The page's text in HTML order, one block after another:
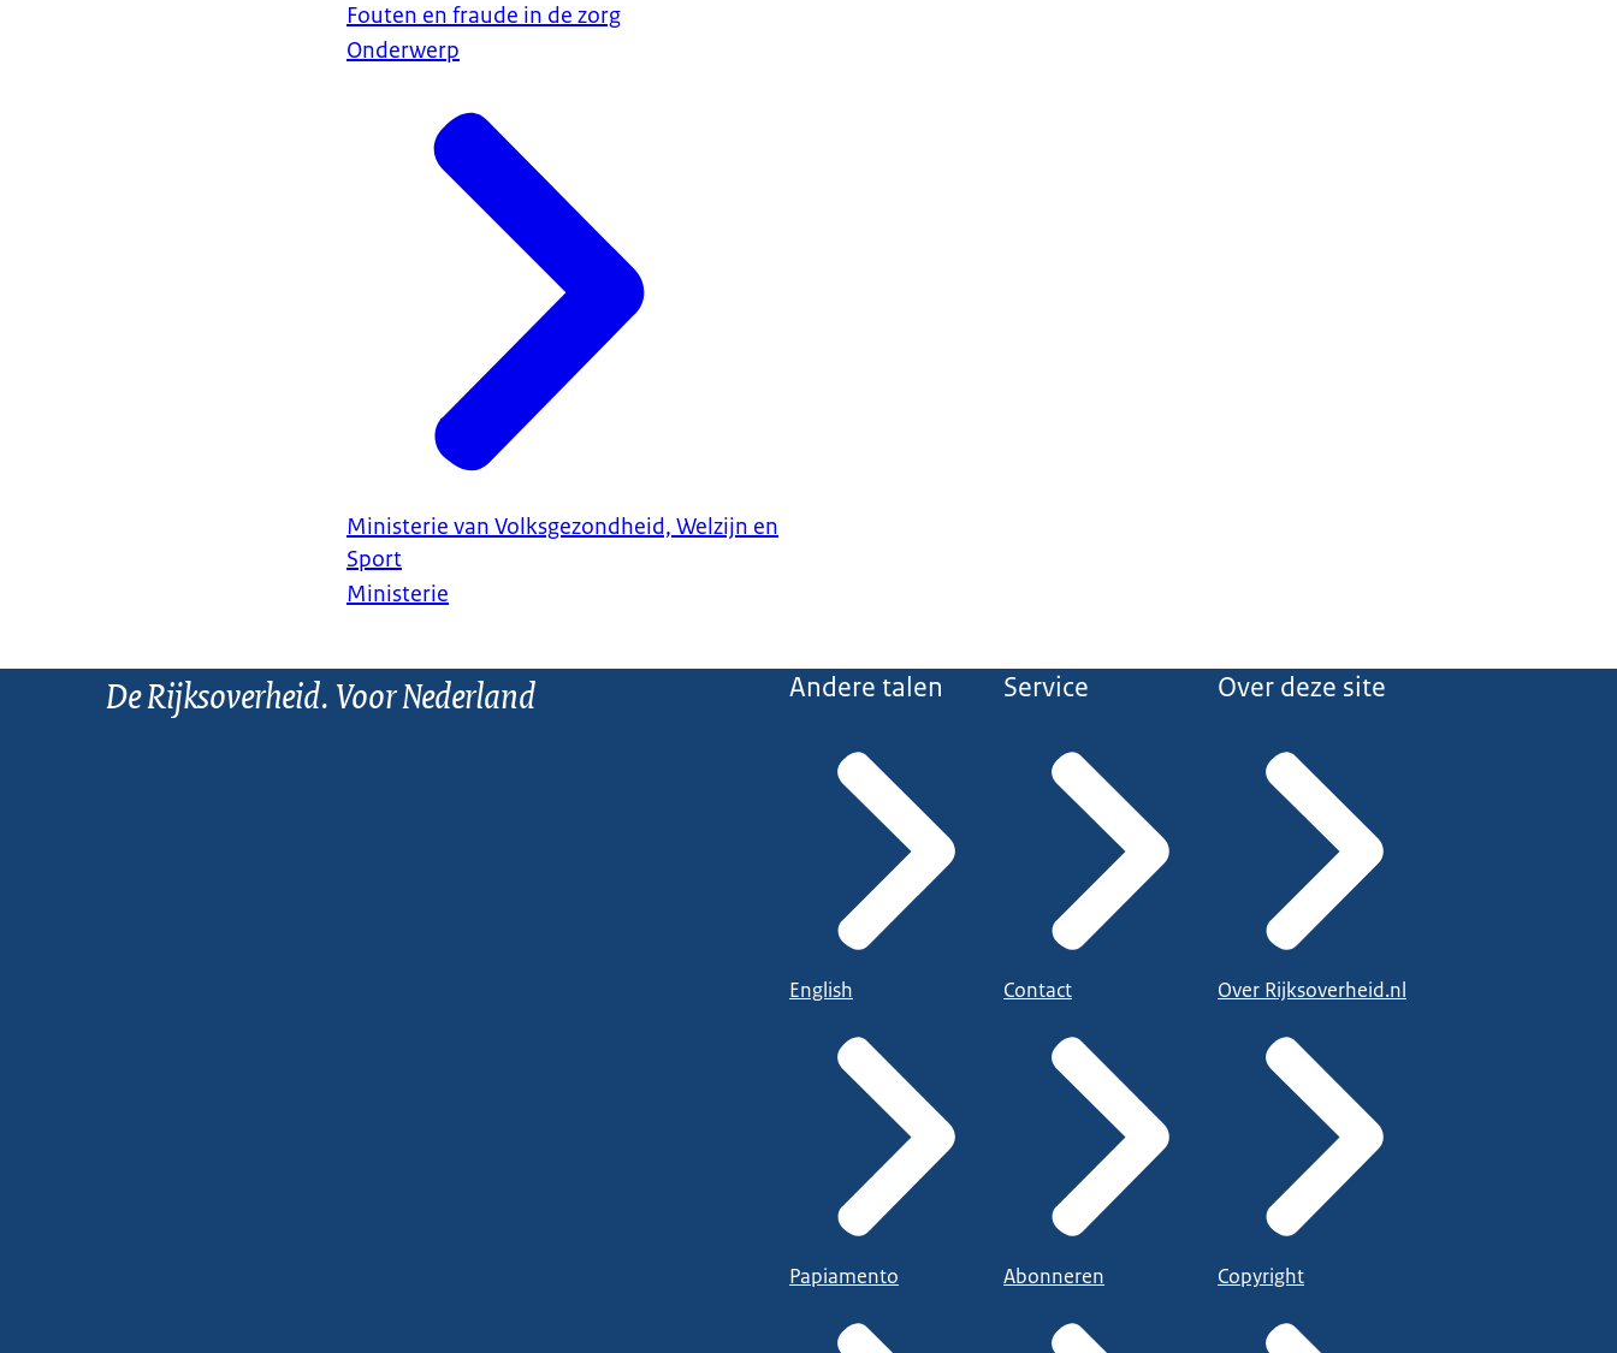
Fouten en fraude in de zorg
Onderwerp
Ministerie van Volksgezondheid, Welzijn en
Sport
Ministerie
De Rijksoverheid. Voor Nederland Andere talen
English
Papiamento
Service
Contact
Abonneren
Over deze site
Over Rijksoverheid.nl
Copyright